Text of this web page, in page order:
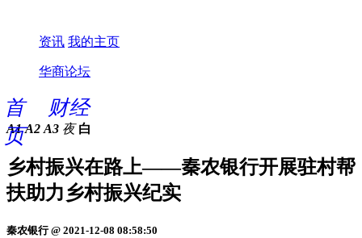
资讯 我的主页
华商论坛
首
页
财经
A1 A2 A3 夜 白
乡村振兴在路上——秦农银行开展驻村帮
扶助力乡村振兴纪实
秦农银行 @ 2021-12-08 08:58:50